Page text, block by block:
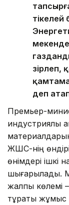
тікелей
деп
Премьер-
индустриялық
ЖШС-нің
өнімдері ішкі
шығарылады.
жалпы көлемі
тұрақты жұмыс